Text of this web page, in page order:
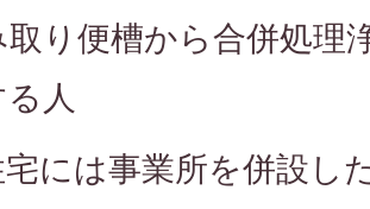
り便槽から合併処理
人
宅には事業所を併設し